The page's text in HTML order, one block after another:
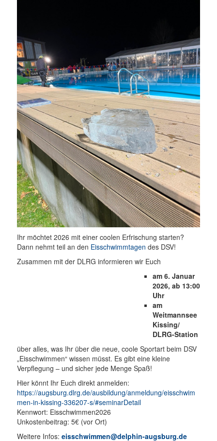
Ihr möchtet 2026 mit einer coolen Erfrischung starten?
Dann nehmt teil an den Eisschwimmtagen des DSV!
Zusammen mit der DLRG informieren wir Euch
am 6. Januar
2026, ab 13:00
Uhr
am
Weitmannsee
Kissing/
DLRG-Station
über alles, was Ihr über die neue, coole Sportart beim DSV
„Eisschwimmen“ wissen müsst. Es gibt eine kleine
Verpflegung – und sicher jede Menge Spaß!
Hier könnt Ihr Euch direkt anmelden:
https://augsburg.dlrg.de/ausbildung/anmeldung/eisschwim
men-in-kissing-336207-s/#seminarDetail
Kennwort: Eisschwimmen2026
Unkostenbeitrag: 5€ (vor Ort)
Weitere Infos: eisschwimmen@delphin-augsburg.de